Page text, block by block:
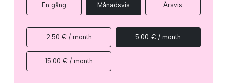
En gång Månadsvis Årsvis
2.50 € / month 5.00 € / month
15.00 € / month